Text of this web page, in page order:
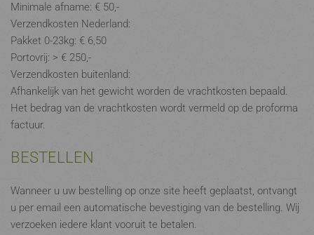
Minimale afname: € 50,-
Verzendkosten Nederland:
Pakket 0-23kg: € 6,50
Portovrij: > € 250,-
Verzendkosten buitenland:
Afhankelijk van het gewicht worden de vrachtkosten bepaald.
Het bedrag van de vrachtkosten wordt vermeld op de proforma
factuur.
BESTELLEN
Wanneer u uw bestelling op onze site heeft geplaatst, ontvangt
u per email een automatische bevestiging van de bestelling. Wij
verzoeken iedere klant vooruit te betalen.